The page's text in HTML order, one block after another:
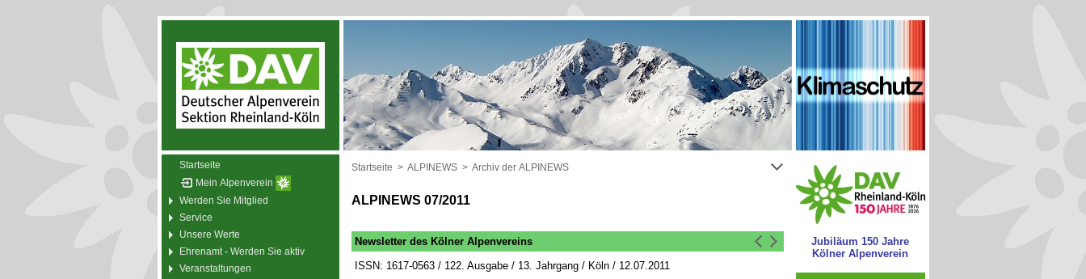
Startseite
Mein Alpenverein
Werden Sie Mitglied
Service
Unsere Werte
Ehrenamt - Werden Sie aktiv
Veranstaltungen
Startseite > ALPINEWS > Archiv der ALPINEWS
ALPINEWS 07/2011
Newsletter des Kölner Alpenvereins
ISSN: 1617-0563 / 122. Ausgabe / 13. Jahrgang / Köln / 12.07.2011
Jubiläum 150 Jahre
Kölner Alpenverein